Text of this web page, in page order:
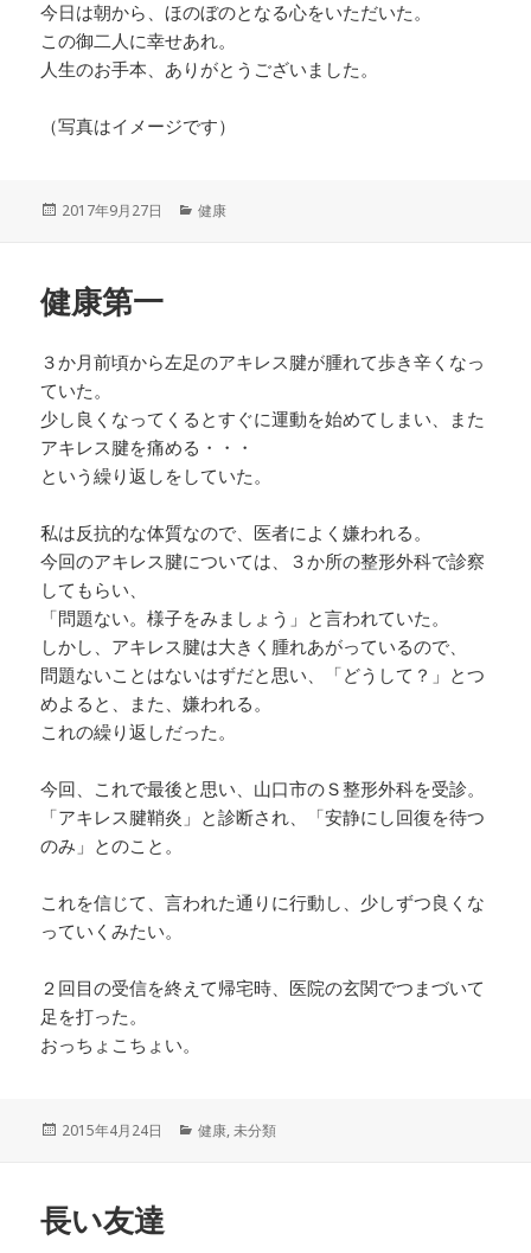
今日は朝から、ほのぼのとなる心をいただいた。
この御二人に幸せあれ。
人生のお手本、ありがとうございました。
（写真はイメージです）
投
2017年9月27日
カ
健康
健康第一
３か月前頃から左足のアキレス腱が腫れて歩き辛くなっ
ていた。
少し良くなってくるとすぐに運動を始めてしまい、また
アキレス腱を痛める・・・
という繰り返しをしていた。
私は反抗的な体質なので、医者によく嫌われる。
今回のアキレス腱については、３か所の整形外科で診察
してもらい、
「問題ない。様子をみましょう」と言われていた。
しかし、アキレス腱は大きく腫れあがっているので、
問題ないことはないはずだと思い、「どうして？」とつ
めよると、また、嫌われる。
これの繰り返しだった。
今回、これで最後と思い、山口市のＳ整形外科を受診。
「アキレス腱鞘炎」と診断され、「安静にし回復を待つ
のみ」とのこと。
これを信じて、言われた通りに行動し、少しずつ良くな
っていくみたい。
２回目の受信を終えて帰宅時、医院の玄関でつまづいて
足を打った。
おっちょこちょい。
投
2015年4月24日
カ
健康,未分類
長い友達